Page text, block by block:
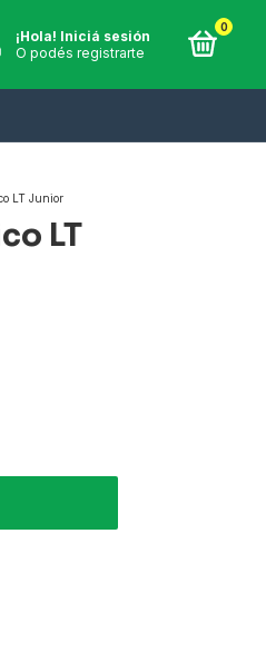
¡Hola! Iniciá sesión
O podés registrarte
0
LT Junior
LT